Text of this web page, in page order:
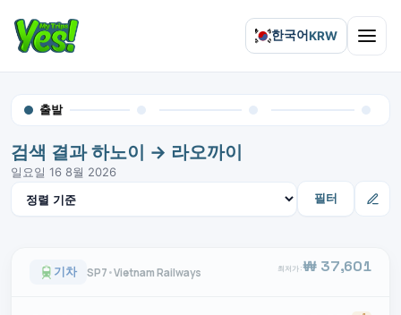
한국어KRW Open
출발
검색 결과 하노이 → 라오까이
일요일 16 8월 2026
필터
결과 정렬
기차 SP7 •Vietnam Railways 최저가:₩ 37,601